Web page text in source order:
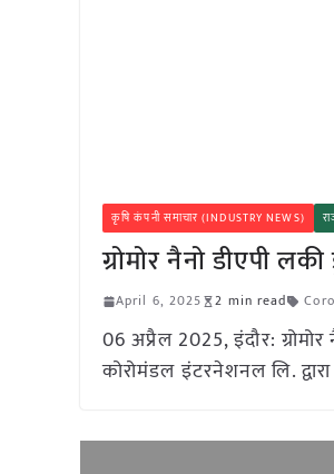
कृषि कंपनी समाचार (INDUSTRY NEWS)
ग्रोमोर नैनो डीएपी
April 6, 2025 2 min read
06 अप्रैल 2025, इंदौर:
कोरोमंडल इंटरनेशनल लि.